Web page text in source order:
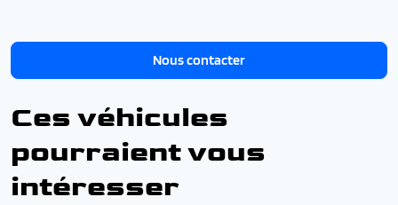
Nous contacter
Ces véhicules
pourraient vous
intéresser